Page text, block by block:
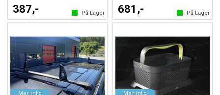
387,- På Lager 681,- På Lager